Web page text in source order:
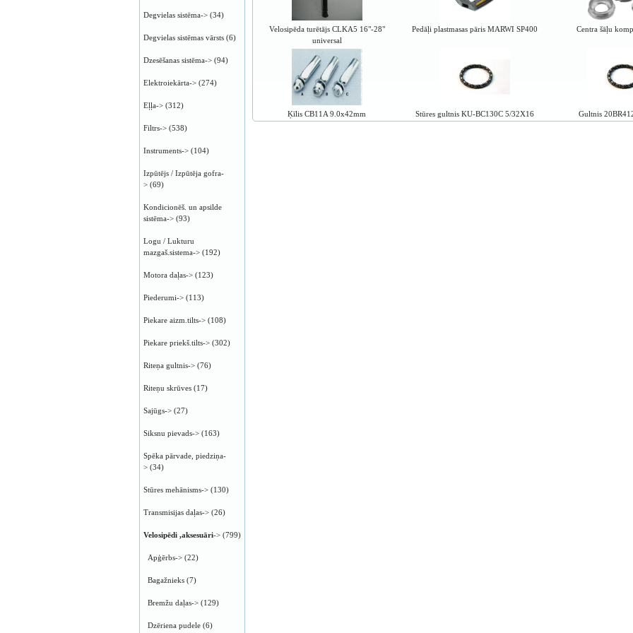
Velosipēda turētājs CLKA5 16"-28"
universal
Pedāļi plastmasas pāris MARWI SP400 Centra šāļu
Ķīlis CB11A 9.0x42mm Stūres gultnis KU-BC130C 5/32X16 Gultnis
Degvielas sistēma-> (34)
Degvielas sistēmas vārsts (6)
Dzesēšanas sistēma-> (94)
Elektroiekārta-> (274)
Eļļa-> (312)
Filtrs-> (538)
Instruments-> (104)
Izpūtējs / Izpūtēja gofra-
> (69)
Kondicionēš. un apsilde
sistēma-> (93)
Logu / Lukturu
mazgaš.sistema-> (192)
Motora daļas-> (123)
Piederumi-> (113)
Piekare aizm.tilts-> (108)
Piekare priekš.tilts-> (302)
Riteņa gultnis-> (76)
Riteņu skrūves (17)
Sajūgs-> (27)
Siksnu pievads-> (163)
Spēka pārvade, piedziņa-
> (34)
Stūres mehānisms-> (130)
Transmisijas daļas-> (26)
Velosipēdi ,aksesuāri-> (799)
Apģērbs-> (22)
Bagažnieks (7)
Bremžu daļas-> (129)
Dzēriena pudele (6)